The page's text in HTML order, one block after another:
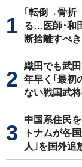
｢転倒→骨折
る…医師･和
断捨離すべ
織田でも武
年早く｢最初
ない戦国武
中国系住民
トナムが各
人｣を国外追